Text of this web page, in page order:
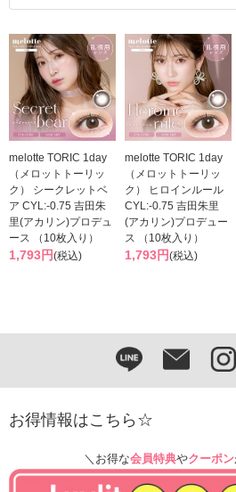
melotte TORIC 1day
（メロットトーリッ
ク） シークレットベ
ア CYL:-0.75 吉田朱
里(アカリン)プロデュ
ース （10枚入り）
1,793円(税込)
melotte TORIC 1day
（メロットトーリッ
ク） ヒロインルール
CYL:-0.75 吉田朱里
(アカリン)プロデュー
ス （10枚入り）
1,793円(税込)
お得情報はこちら☆
＼お得な会員特典やクーポン